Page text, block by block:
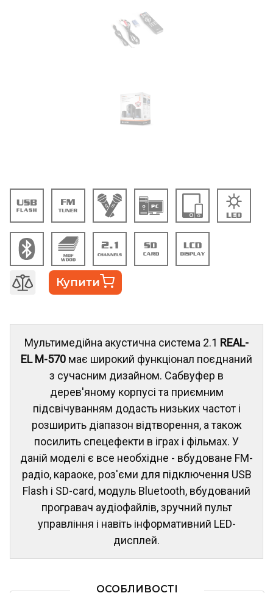
Купити
Мультимедійна акустична система 2.1 REAL-
EL M-570 має широкий функціонал поєднаний
з сучасним дизайном. Сабвуфер в
дерев'яному корпусі та приємним
підсвічуванням додасть низьких частот і
розширить діапазон відтворення, а також
посилить спецефекти в іграх і фільмах. У
даній моделі є все необхідне - вбудоване FM-
радіо, караоке, роз'єми для підключення USB
Flash і SD-card, модуль Bluetooth, вбудований
програвач аудіофайлів, зручний пульт
управління і навіть інформативний LED-
дисплей.
ОСОБЛИВОСТІ